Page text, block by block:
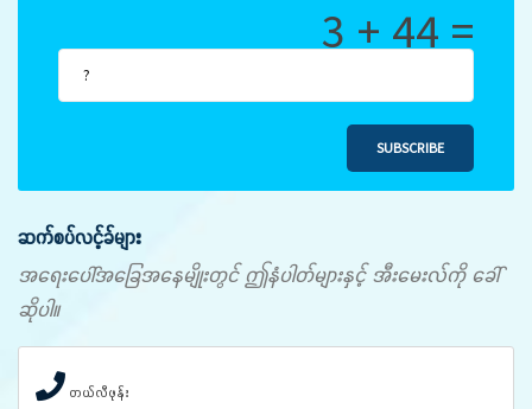
3 + 44 =
SUBSCRIBE
ဆက်စပ်လင့်ခ်များ
အရေးပေါ်အခြေအနေမျိုးတွင် ဤနံပါတ်များနှင့် အီးမေးလ်ကို ခေါ်
ဆိုပါ။
တယ်လီဖုန်း